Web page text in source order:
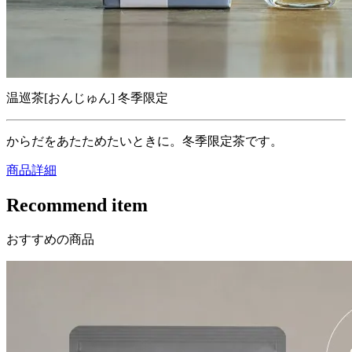
温巡茶[おんじゅん] 冬季限定
からだをあたためたいときに。冬季限定茶です。
商品詳細
Recommend item
おすすめの商品